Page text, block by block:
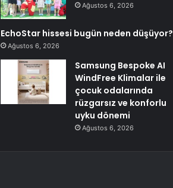
Ağustos 6, 2026
EchoStar hissesi bugün neden düşüyor?
Ağustos 6, 2026
Samsung Bespoke AI
WindFree Klimalar ile
çocuk odalarında
rüzgarsız ve konforlu
uyku dönemi
Ağustos 6, 2026